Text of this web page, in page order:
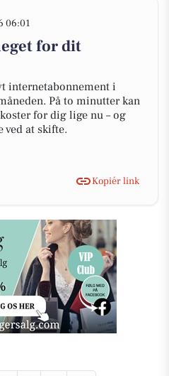
06:01
for dit
internetabonnement i
På to minutter kan
for dig lige nu – og
ved at skifte.
Kopiér link